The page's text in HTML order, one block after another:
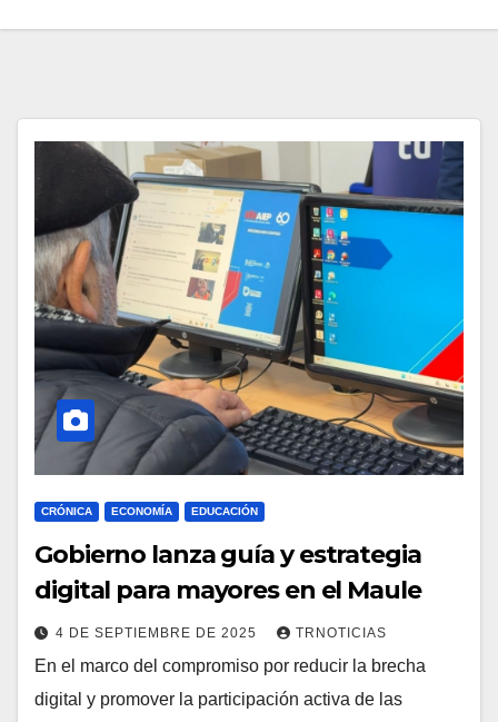
CRÓNICA ECONOMÍA EDUCACIÓN
Gobierno lanza guía y estrategia
digital para mayores en el Maule
4 DE SEPTIEMBRE DE 2025 TRNOTICIAS
En el marco del compromiso por reducir la brecha
digital y promover la participación activa de las